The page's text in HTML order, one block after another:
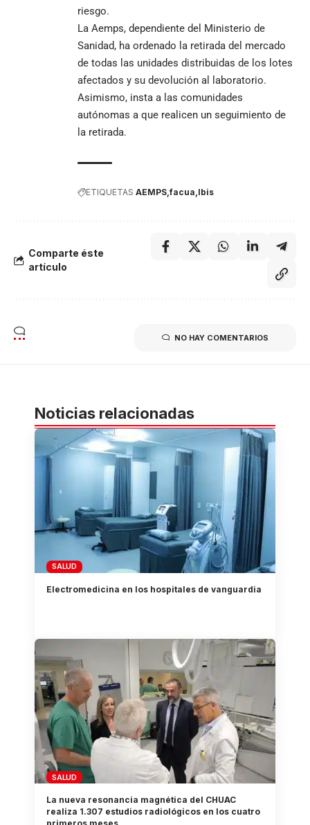
riesgo.
La Aemps, dependiente del Ministerio de
Sanidad, ha ordenado la retirada del mercado
de todas las unidades distribuidas de los lotes
afectados y su devolución al laboratorio.
Asimismo, insta a las comunidades
autónomas a que realicen un seguimiento de
la retirada.
ETIQUETAS AEMPS facua Ibis
Comparte éste
artículo
NO HAY COMENTARIOS
Noticias relacionadas
SALUD
Electromedicina en los hospitales de vanguardia
SALUD
La nueva resonancia magnética del CHUAC
realiza 1.307 estudios radiológicos en los cuatro